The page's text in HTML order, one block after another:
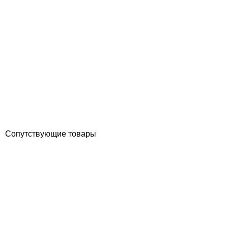
Сопутствующие товары